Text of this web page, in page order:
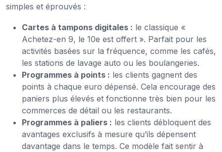
simples et éprouvés :
Cartes à tampons digitales : le classique «
Achetez-en 9, le 10e est offert ». Parfait pour les
activités basées sur la fréquence, comme les cafés,
les stations de lavage auto ou les boulangeries.
Programmes à points : les clients gagnent des
points à chaque euro dépensé. Cela encourage des
paniers plus élevés et fonctionne très bien pour les
commerces de détail ou les restaurants.
Programmes à paliers : les clients débloquent des
avantages exclusifs à mesure qu’ils dépensent
davantage dans le temps. Ce modèle fait sentir à